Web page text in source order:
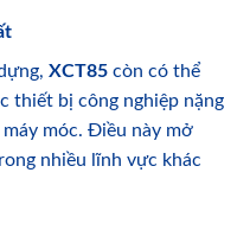
XCT85 còn có thể
thiết bị công nghiệp nặng
móc. Điều này mở
nhiều lĩnh vực khác